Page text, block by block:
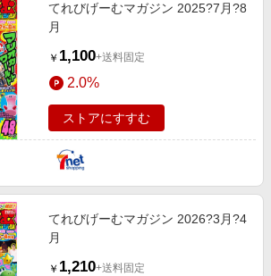
てれびげーむマガジン 2025?7月?8
月
￥ 1,100+送料固定
2.0%
ストアにすすむ
てれびげーむマガジン 2026?3月?4
月
￥ 1,210+送料固定